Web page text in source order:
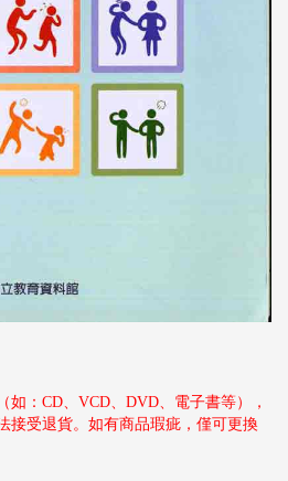
如：CD、VCD、DVD、電子書等），
接受退貨。如有商品瑕疵，僅可更換